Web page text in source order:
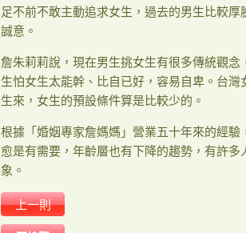
足不前不敢主動追求女生，過去的男生比較
誠意。
詹朱莉莉說，現在男生挑女生有很多傳統觀
生怕女生太能幹、比自已好，容易自卑。台
生來，女生的預設條件算是比較少的。
根據「婚姻專家詹媽媽」營業五十年來的經
愈是有需要，年齡層也有下降的趨勢，有許
象。
上一則